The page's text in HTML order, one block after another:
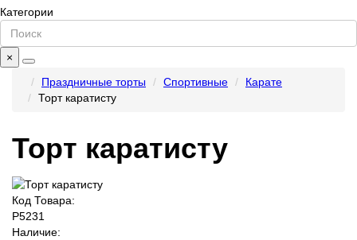
Категории
×
Праздничные торты
Спортивные
Карате
Торт каратисту
Торт каратисту
Код Товара:
P5231
Наличие: